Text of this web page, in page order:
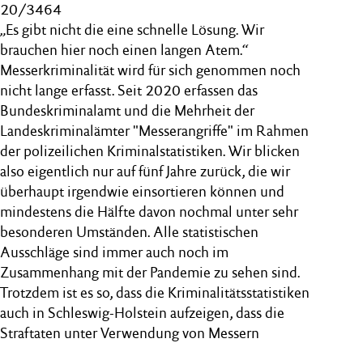
20/3464
„Es gibt nicht die eine schnelle Lösung. Wir
brauchen hier noch einen langen Atem.“
Messerkriminalität wird für sich genommen noch
nicht lange erfasst. Seit 2020 erfassen das
Bundeskriminalamt und die Mehrheit der
Landeskriminalämter "Messerangriffe" im Rahmen
der polizeilichen Kriminalstatistiken. Wir blicken
also eigentlich nur auf fünf Jahre zurück, die wir
überhaupt irgendwie einsortieren können und
mindestens die Hälfte davon nochmal unter sehr
besonderen Umständen. Alle statistischen
Ausschläge sind immer auch noch im
Zusammenhang mit der Pandemie zu sehen sind.
Trotzdem ist es so, dass die Kriminalitätsstatistiken
auch in Schleswig-Holstein aufzeigen, dass die
Straftaten unter Verwendung von Messern